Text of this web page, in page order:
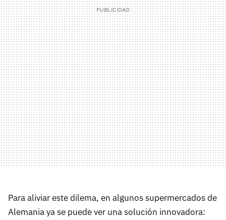
Para aliviar este dilema, en algunos supermercados de
Alemania ya se puede ver una solución innovadora: